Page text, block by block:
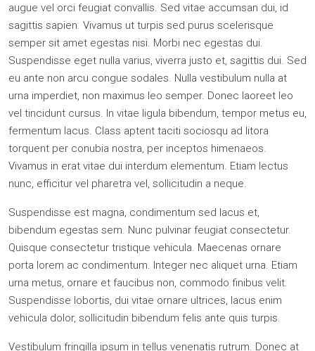
augue vel orci feugiat convallis. Sed vitae accumsan dui, id
sagittis sapien. Vivamus ut turpis sed purus scelerisque
semper sit amet egestas nisi. Morbi nec egestas dui.
Suspendisse eget nulla varius, viverra justo et, sagittis dui. Sed
eu ante non arcu congue sodales. Nulla vestibulum nulla at
urna imperdiet, non maximus leo semper. Donec laoreet leo
vel tincidunt cursus. In vitae ligula bibendum, tempor metus eu,
fermentum lacus. Class aptent taciti sociosqu ad litora
torquent per conubia nostra, per inceptos himenaeos.
Vivamus in erat vitae dui interdum elementum. Etiam lectus
nunc, efficitur vel pharetra vel, sollicitudin a neque.
Suspendisse est magna, condimentum sed lacus et,
bibendum egestas sem. Nunc pulvinar feugiat consectetur.
Quisque consectetur tristique vehicula. Maecenas ornare
porta lorem ac condimentum. Integer nec aliquet urna. Etiam
urna metus, ornare et faucibus non, commodo finibus velit.
Suspendisse lobortis, dui vitae ornare ultrices, lacus enim
vehicula dolor, sollicitudin bibendum felis ante quis turpis.
Vestibulum fringilla ipsum in tellus venenatis rutrum. Donec at